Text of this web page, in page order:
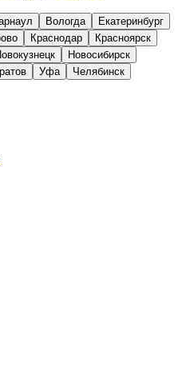
Вологда
Екатеринбург
Краснодар
Красноярск
Новосибирск
Уфа
Челябинск